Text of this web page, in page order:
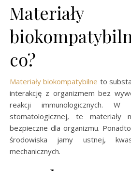
Materiały
co?
Materiały biokompatybilne to
interakcję z organizmem bez
reakcji immunologicznych. W
stomatologicznej, te
bezpieczne dla organizmu.
środowiska jamy ustnej,
mechanicznych.